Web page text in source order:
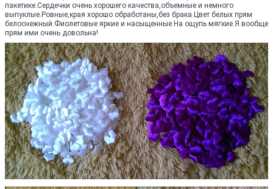
пакетике.Сердечки очень хорошего качества,объемные и немного
выпуклые.Ровные,края хорошо обработаны,без брака.Цвет белых прям
белоснежный.Фиолетовые яркие и насыщенные.На ощупь мягкие.Я вообще
прям ими очень довольна!